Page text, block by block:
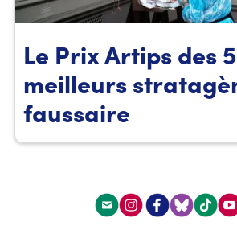
Le Prix Artips des 5
meilleurs
faussaire